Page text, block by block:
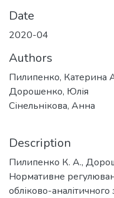
Date
2020-04
Authors
Пилипенко, Катерина
Дорошенко, Юлія
Сінельнікова, Анна
Description
Пилипенко К. А.,
Нормативне
обліково-